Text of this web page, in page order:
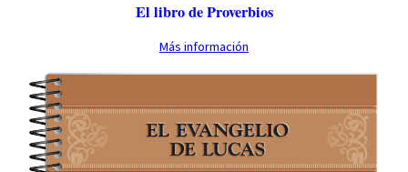
El libro de Proverbios
Más información